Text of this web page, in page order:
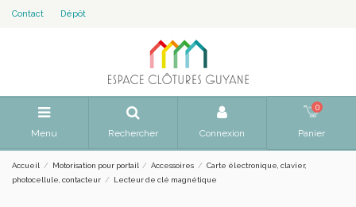
Contact Dépôt
Menu Rechercher Connexion
0
Panier
Accueil Motorisation pour portail Accessoires
Carte électronique, clavier,
photocellule, contacteur
Lecteur de clé magnétique